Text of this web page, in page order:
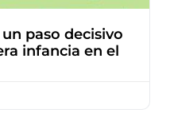
un paso decisivo
infancia en el